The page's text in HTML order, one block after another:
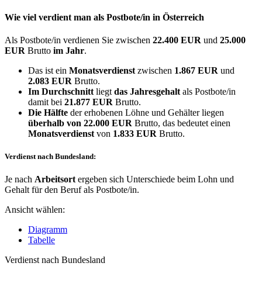
Wie viel verdient man als Postbote/in in Österreich
Als Postbote/in verdienen Sie zwischen 22.400 EUR und 25.000
EUR Brutto im Jahr.
Das ist ein Monatsverdienst zwischen 1.867 EUR und
2.083 EUR Brutto.
Im Durchschnitt liegt das Jahresgehalt als Postbote/in
damit bei 21.877 EUR Brutto.
Die Hälfte der erhobenen Löhne und Gehälter liegen
überhalb von 22.000 EUR Brutto, das bedeutet einen
Monatsverdienst von 1.833 EUR Brutto.
Verdienst nach Bundesland:
Je nach Arbeitsort ergeben sich Unterschiede beim Lohn und
Gehalt für den Beruf als Postbote/in.
Ansicht wählen:
Diagramm
Tabelle
Verdienst nach Bundesland